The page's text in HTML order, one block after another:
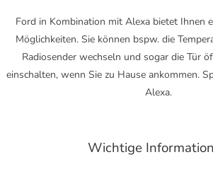
Ford in Kombination mit Alexa bietet Ihnen
Möglichkeiten. Sie können bspw. die
Radiosender wechseln und sogar die Tür
einschalten, wenn Sie zu Hause ankommen.
Alexa.
Wichtige